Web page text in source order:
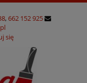
, 662 152 925
się